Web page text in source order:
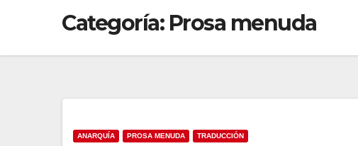
Categoría: Prosa menuda
ANARQUÍA PROSA MENUDA TRADUCCIÓN